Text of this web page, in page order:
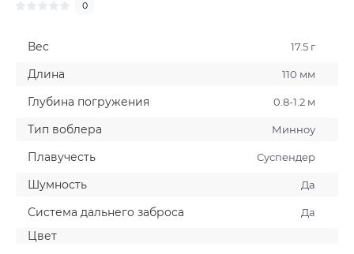
0
Вес 17.5 г
Длина 110 мм
Глубина погружения 0.8-1.2 м
Тип воблера Минноу
Плавучесть Суспендер
Шумность Да
Система дальнего заброса Да
Цвет